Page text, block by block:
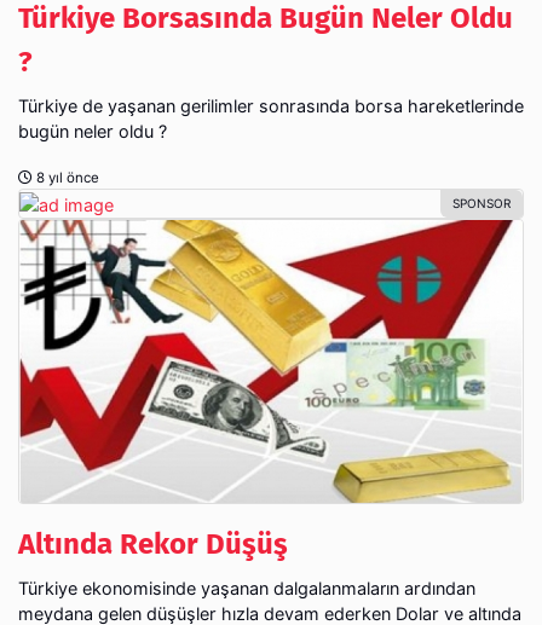
Türkiye Borsasında Bugün Neler Oldu
?
Türkiye de yaşanan gerilimler sonrasında borsa hareketlerinde
bugün neler oldu ?
8 yıl önce
Altında Rekor Düşüş
Türkiye ekonomisinde yaşanan dalgalanmaların ardından
meydana gelen düşüşler hızla devam ederken Dolar ve altında